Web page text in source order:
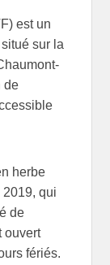
est un
sur la
de
herbe
2019, qui
de
ouvert
fériés.